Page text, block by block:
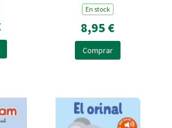
En stock
8,95 €
Comprar